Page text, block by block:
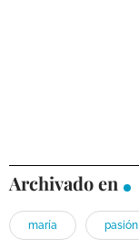
Archivado en
maría pasión